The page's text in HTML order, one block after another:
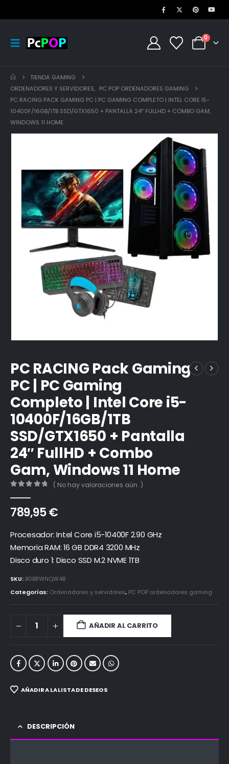
0
TIENDA GAMING
ORDENADORES Y SERVIDORES, PC POP ORDENADORES GAMING
PC RACING PACK GAMING PC | PC GAMING COMPLETO | INTEL CORE I5-
10400F/16GB/1TB SSD/GTX1650 + PANTALLA 24″ FULLHD + COMBO GAM,
WINDOWS 11 HOME
PC RACING Pack Gaming
PC | PC Gaming
Completo | Intel Core i5-
10400F/16GB/1TB
SSD/GTX1650 + Pantalla
24″ FullHD + Combo
Gam, Windows 11 Home
( No hay valoraciones aún. )
789,95€
Procesador: Intel Core i5-10400F 2.90 GHz
Memoria RAM: 16 GB DDR4 3200 MHz
Disco duro 1: Disco SSD M.2 NVME 1TB
SKU: B0BRWNQW4B
Categorías: Ordenadores y servidores, PC POP ordenadores gaming
AÑADIR AL CARRITO
AÑADIR A LA LISTA DE DESEOS
DESCRIPCIÓN